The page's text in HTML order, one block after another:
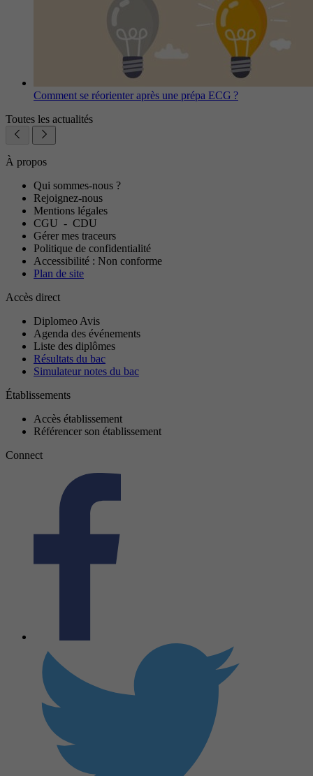
Comment se réorienter après une prépa ECG ?
Toutes les actualités
À propos
Qui sommes-nous ?
Rejoignez-nous
Mentions légales
CGU - CDU
Gérer mes traceurs
Politique de confidentialité
Accessibilité : Non conforme
Plan de site
Accès direct
Diplomeo Avis
Agenda des événements
Liste des diplômes
Résultats du bac
Simulateur notes du bac
Établissements
Accès établissement
Référencer son établissement
Connect